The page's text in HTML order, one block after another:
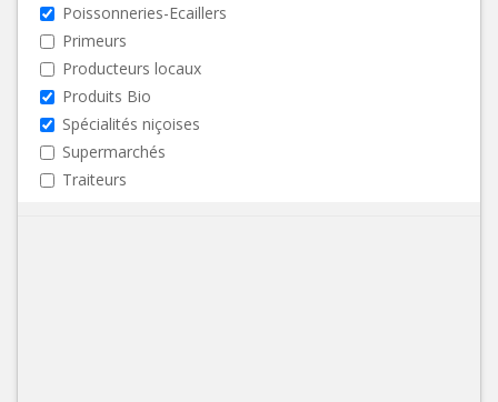
Poissonneries-Ecaillers
Primeurs
Producteurs locaux
Produits Bio
Spécialités niçoises
Supermarchés
Traiteurs